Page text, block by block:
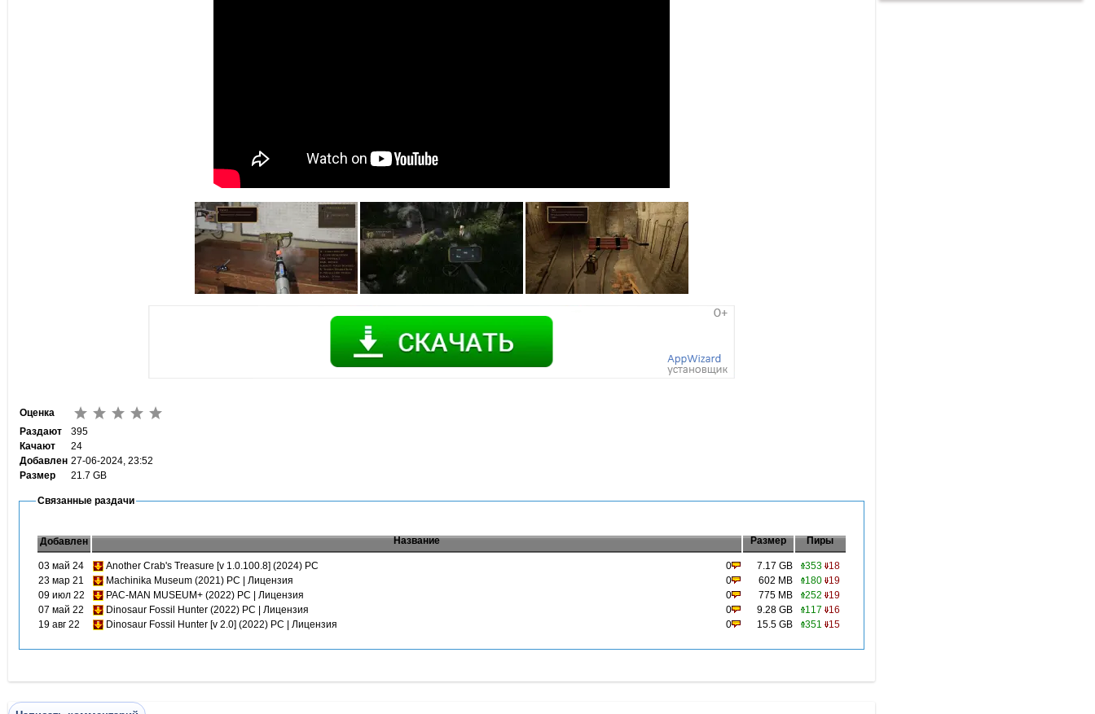
Оценка
Раздают
395
Качают
24
Добавлен 27-06-2024, 23:52
Размер
21.7 GB
Связанные раздачи
Добавлен Название Размер Пиры
03 май 24 Another Crab's Treasure [v 1.0.100.8] (2024) PC 0 7.17 GB 353 18
23 мар 21
Machinika Museum (2021) PC | Лицензия 0 602 MB 180 19
09 июл 22
PAC-MAN MUSEUM+ (2022) PC | Лицензия 0 775 MB 252
19
07 май 22
Dinosaur Fossil Hunter (2022) PC | Лицензия 0 9.28 GB 117
16
19 авг 22
Dinosaur Fossil Hunter [v 2.0] (2022) PC | Лицензия 0 15.5 GB 351 15